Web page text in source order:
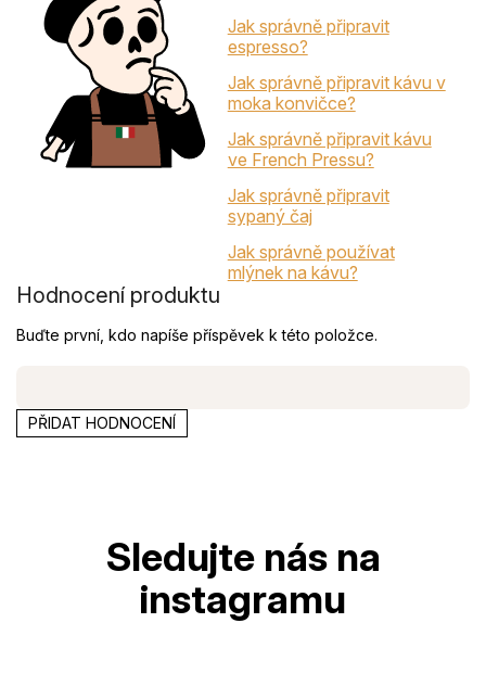
Jak správně připravit
espresso?
Jak správně připravit kávu v
moka konvičce?
Jak správně připravit kávu
ve French Pressu?
Jak správně připravit
sypaný čaj
Jak správně používat
mlýnek na kávu?
Hodnocení produktu
Buďte první, kdo napíše příspěvek k této položce.
PŘIDAT HODNOCENÍ